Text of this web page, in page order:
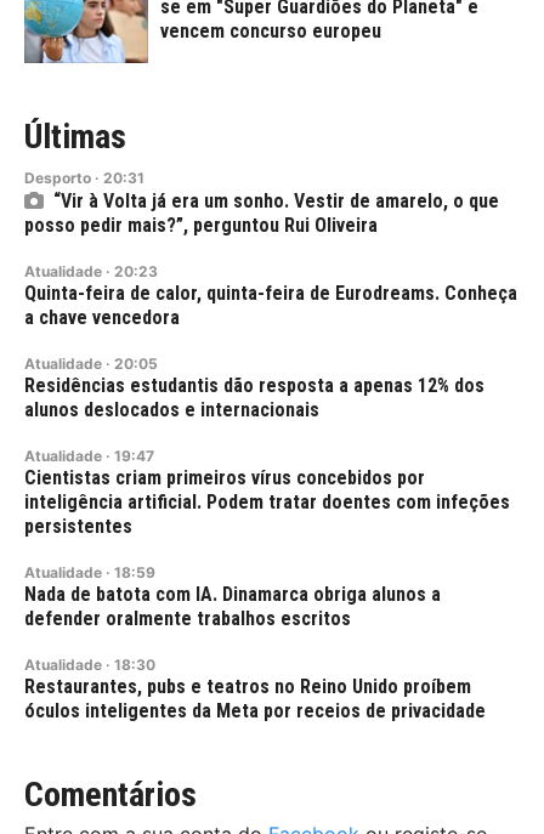
se em "Super Guardiões do Planeta" e
vencem concurso europeu
Últimas
Desporto · 20:31
“Vir à Volta já era um sonho. Vestir de amarelo, o que
posso pedir mais?”, perguntou Rui Oliveira
Atualidade · 20:23
Quinta-feira de calor, quinta-feira de Eurodreams. Conheça
a chave vencedora
Atualidade · 20:05
Residências estudantis dão resposta a apenas 12% dos
alunos deslocados e internacionais
Atualidade · 19:47
Cientistas criam primeiros vírus concebidos por
inteligência artificial. Podem tratar doentes com infeções
persistentes
Atualidade · 18:59
Nada de batota com IA. Dinamarca obriga alunos a
defender oralmente trabalhos escritos
Atualidade · 18:30
Restaurantes, pubs e teatros no Reino Unido proíbem
óculos inteligentes da Meta por receios de privacidade
Comentários